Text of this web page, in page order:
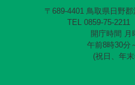
〒689-4401 鳥取県日野
TEL 0859-75-
開庁時間 月
午前8時30分
(祝日、年